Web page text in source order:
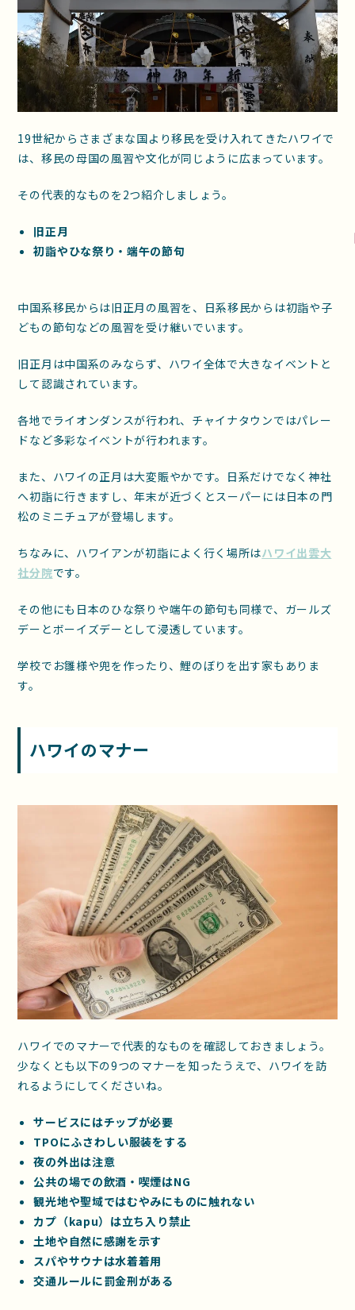
19世紀からさまざまな国より移民を受け入れてきたハワイで
は、移民の母国の風習や文化が同じように広まっています。
その代表的なものを2つ紹介しましょう。
旧正月
初詣やひな祭り・端午の節句
中国系移民からは旧正月の風習を、日系移民からは初詣や子
どもの節句などの風習を受け継いでいます。
旧正月は中国系のみならず、ハワイ全体で大きなイベントと
して認識されています。
各地でライオンダンスが行われ、チャイナタウンではパレー
ドなど多彩なイベントが行われます。
また、ハワイの正月は大変賑やかです。日系だけでなく神社
へ初詣に行きますし、年末が近づくとスーパーには日本の門
松のミニチュアが登場します。
ちなみに、ハワイアンが初詣によく行く場所はハワイ出雲大
社分院です。
その他にも日本のひな祭りや端午の節句も同様で、ガールズ
デーとボーイズデーとして浸透しています。
学校でお雛様や兜を作ったり、鯉のぼりを出す家もありま
す。
ハワイのマナー
ハワイでのマナーで代表的なものを確認しておきましょう。
少なくとも以下の9つのマナーを知ったうえで、ハワイを訪
れるようにしてくださいね。
サービスにはチップが必要
TPOにふさわしい服装をする
夜の外出は注意
公共の場での飲酒・喫煙はNG
観光地や聖域ではむやみにものに触れない
カプ（kapu）は立ち入り禁止
土地や自然に感謝を示す
スパやサウナは水着着用
交通ルールに罰金刑がある